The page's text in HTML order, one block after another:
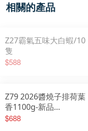
相關的產品
Z27霸氣五味大白蝦/10
隻
$588
Z79 2026醬燒子排荷葉
香1100g-新品
2026/01/20開始出貨
$688